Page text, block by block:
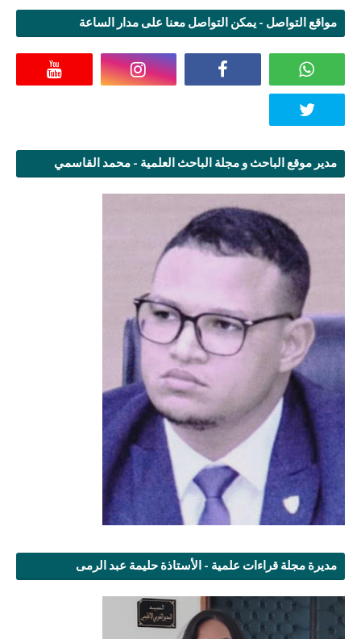
مواقع التواصل - يمكن التواصل معنا على مدار الساعة
مدير موقع الباحث و مجلة الباحث العلمية - محمد القاسمي
مديرة مجلة قراءات علمية - الأستاذة حليمة عبد الرمى